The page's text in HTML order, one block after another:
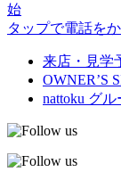
始
タップで電話を
来店・見学
OWNER’S
nattoku グル